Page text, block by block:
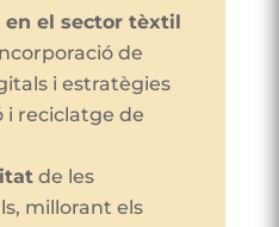
el sector tèxtil
de
i estratègies
i reciclatge de
de les
millorant els